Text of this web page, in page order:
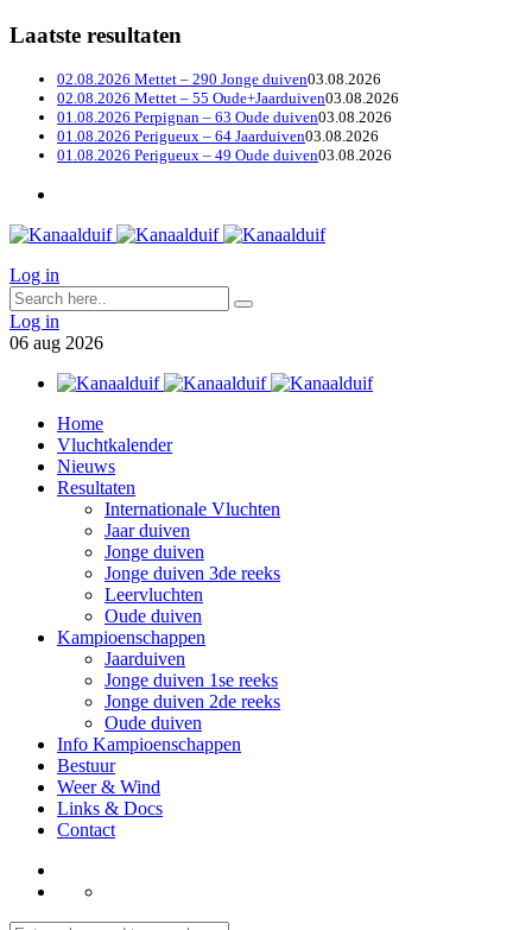
Laatste resultaten
02.08.2026 Mettet – 290 Jonge duiven03.08.2026
02.08.2026 Mettet – 55 Oude+Jaarduiven03.08.2026
01.08.2026 Perpignan – 63 Oude duiven03.08.2026
01.08.2026 Perigueux – 64 Jaarduiven03.08.2026
01.08.2026 Perigueux – 49 Oude duiven03.08.2026
Log in
Log in
06 aug 2026
Home
Vluchtkalender
Nieuws
Resultaten
Internationale Vluchten
Jaar duiven
Jonge duiven
Jonge duiven 3de reeks
Leervluchten
Oude duiven
Kampioenschappen
Jaarduiven
Jonge duiven 1se reeks
Jonge duiven 2de reeks
Oude duiven
Info Kampioenschappen
Bestuur
Weer & Wind
Links & Docs
Contact